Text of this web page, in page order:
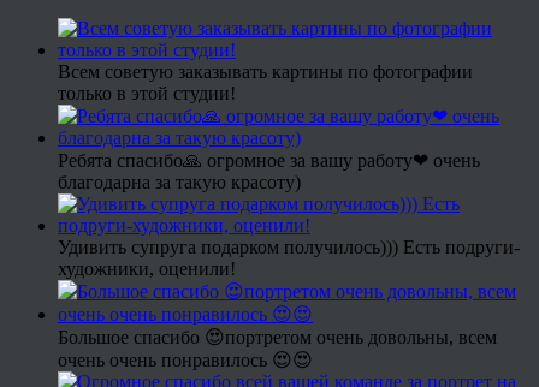
Всем советую заказывать картины по фотографии
только в этой студии!
Ребята спасибо🙏 огромное за вашу работу❤ очень
благодарна за такую красоту)
Удивить супруга подарком получилось))) Есть подруги-
художники, оценили!
Большое спасибо 😍портретом очень довольны, всем
очень очень понравилось 😍😍